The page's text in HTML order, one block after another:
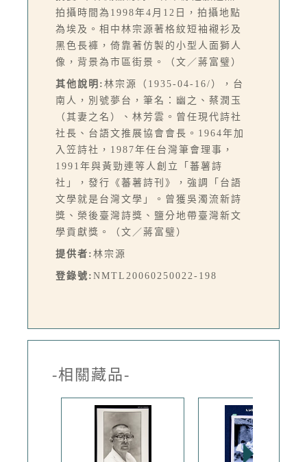
拍攝時間為1998年4月12日，拍攝地點
為埃及。相中林宗源著格紋短袖襯衫及
黑色長褲，倚靠著仿製的小型人面獅人
像，背景為市區街景。（文／蔣富璧）
其他說明: 林宗源（1935-04-16/），台
南人，別號夢台，筆名：幽之、蔡潤玉
（其妻之名）、林芳雲。曾任現代詩社
社長、台語文推展協會會長。1964年加
入笠詩社，1987年任台灣筆會理事，
1991年與黃勁連等人創立「蕃薯詩
社」，發行《蕃薯詩刊》，強調「台語
文學就是台灣文學」。曾獲吳濁流新詩
獎、榮後臺灣詩獎、鹽分地帶臺灣新文
學貢獻獎。（文／蔣富璧）
提供者: 林宗源
登錄號: NMTL20060250022-198
-相關藏品-